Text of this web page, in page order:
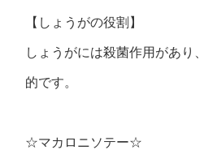
【しょうがの役割】
しょうがには殺菌作用があり
的です。
☆マカロニソテー☆